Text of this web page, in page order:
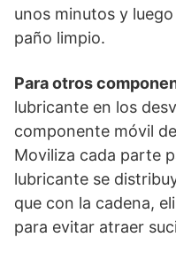
unos minutos y
paño limpio.
Para otros
lubricante en los
componente móvil
Moviliza cada parte
lubricante se
que con la cadena,
para evitar atraer